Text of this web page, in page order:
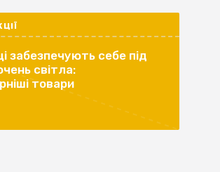
забезпечують себе під
світла:
товари